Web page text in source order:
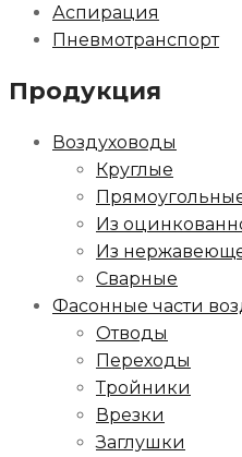
Аспирация
Пневмотранспорт
Продукция
Воздуховоды
Круглые
Из
Из
Сварные
Фасонные части
Отводы
Переходы
Тройники
Врезки
Заглушки